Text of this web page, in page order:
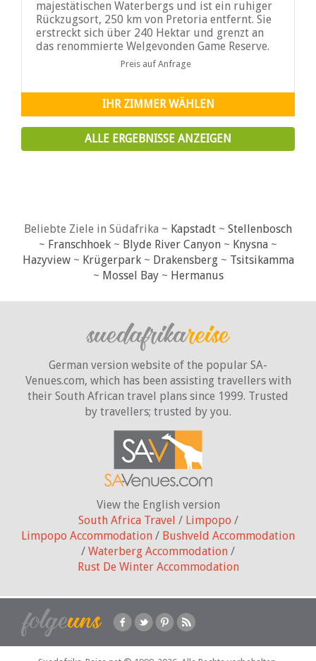
majestätischen Waterbergs und ist ein ruhiger
Rückzugsort, 250 km von Pretoria entfernt. Sie
erstreckt sich über 240 Hektar und grenzt an
das renommierte Welgevonden Game Reserve.
Sie bietet einen unvergleichlichen
Buschurlaub für die ganze Familie.
Preis auf Anfrage
IHR ZIMMER WÄHLEN
ALLE ERGEBNISSE ANZEIGEN
Beliebte Ziele in Südafrika ~ Kapstadt ~ Stellenbosch
~ Franschhoek ~ Blyde River Canyon ~ Knysna ~
Hazyview~ Krügerpark~ Drakensberg~ Tsitsikamma
~ Mossel Bay~ Hermanus
German version website of the popular SA-
Venues.com, which has been assisting travellers with
their South African travel plans since 1999. Trusted
by travellers; trusted by you.
View the English version
South Africa Travel / Limpopo /
Limpopo Accommodation / Bushveld Accommodation
/ Waterberg Accommodation /
Rust De Winter Accommodation